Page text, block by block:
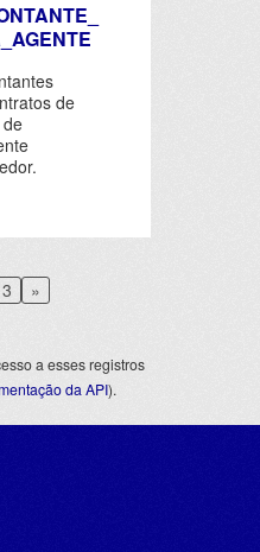
de
de
3 »
a esses registros
da API).